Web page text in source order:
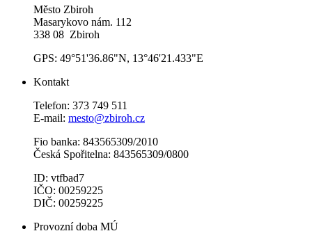
Město Zbiroh
Masarykovo nám. 112
338 08 Zbiroh
GPS: 49°51'36.86"N, 13°46'21.433"E
Kontakt
Telefon: 373 749 511
E-mail: mesto@zbiroh.cz
Fio banka: 843565309/2010
Česká Spořitelna: 843565309/0800
ID: vtfbad7
IČO: 00259225
DIČ: 00259225
Provozní doba MÚ